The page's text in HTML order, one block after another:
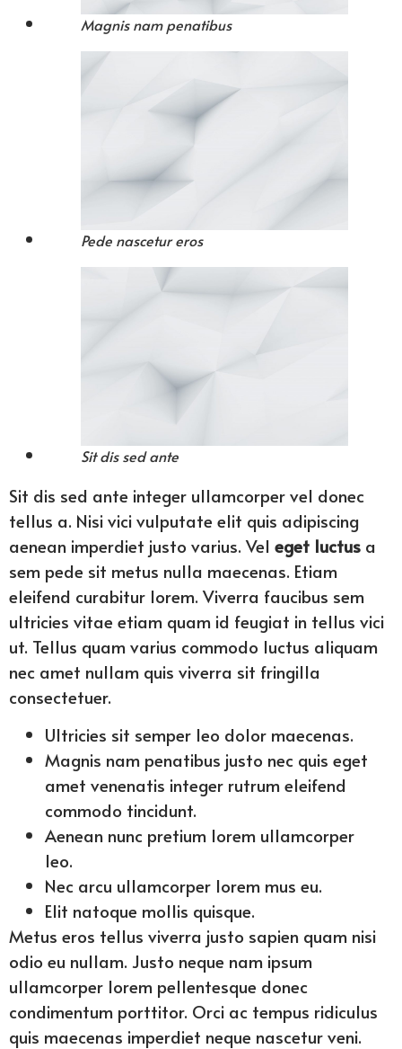
Magnis nam penatibus
Pede nascetur eros
Sit dis sed ante
Sit dis sed ante integer ullamcorper vel donec
tellus a. Nisi vici vulputate elit quis adipiscing
aenean imperdiet justo varius. Vel eget luctus a
sem pede sit metus nulla maecenas. Etiam
eleifend curabitur lorem. Viverra faucibus sem
ultricies vitae etiam quam id feugiat in tellus vici
ut. Tellus quam varius commodo luctus aliquam
nec amet nullam quis viverra sit fringilla
consectetuer.
Ultricies sit semper leo dolor maecenas.
Magnis nam penatibus justo nec quis eget
amet venenatis integer rutrum eleifend
commodo tincidunt.
Aenean nunc pretium lorem ullamcorper
leo.
Nec arcu ullamcorper lorem mus eu.
Elit natoque mollis quisque.
Metus eros tellus viverra justo sapien quam nisi
odio eu nullam. Justo neque nam ipsum
ullamcorper lorem pellentesque donec
condimentum porttitor. Orci ac tempus ridiculus
quis maecenas imperdiet neque nascetur veni.